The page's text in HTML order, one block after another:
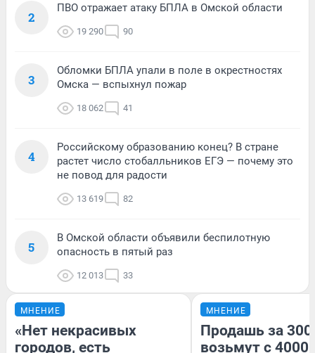
2
ПВО отражает атаку БПЛА в Омской области
19 290 90
3
Обломки БПЛА упали в поле в окрестностях
Омска — вспыхнул пожар
18 062 41
4
Российскому образованию конец? В стране
растет число стобалльников ЕГЭ — почему это
не повод для радости
13 619 82
5
В Омской области объявили беспилотную
опасность в пятый раз
12 013 33
МНЕНИЕ
«Нет некрасивых
городов, есть
МНЕНИЕ
Продашь за
возьмут с